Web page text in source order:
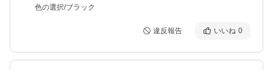
色の選択/ブラック
違反報告 いいね 0